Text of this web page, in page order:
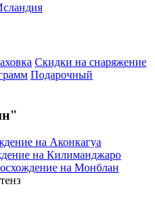
Скидки на снаряжение
Подарочный
на Аконкагуа
на Килиманджаро
на Монблан